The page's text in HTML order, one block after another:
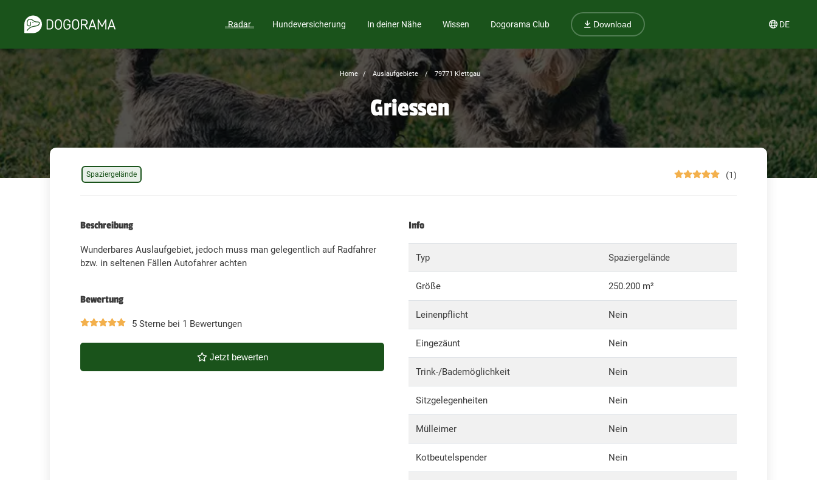
Radar Hundeversicherung In deiner Nähe Wissen Dogorama Club Download DE
Home Auslaufgebiete 79771 Klettgau
Griessen
(1)
Spaziergelände
Beschreibung
Wunderbares Auslaufgebiet, jedoch muss man gelegentlich auf Radfahrer
bzw. in seltenen Fällen Autofahrer achten
Bewertung
5 Sterne bei 1 Bewertungen
Jetzt bewerten
Info
Typ Spaziergelände
Größe 250.200 m²
Leinenpflicht Nein
Eingezäunt Nein
Trink-/Bademöglichkeit Nein
Sitzgelegenheiten Nein
Mülleimer Nein
Kotbeutelspender Nein